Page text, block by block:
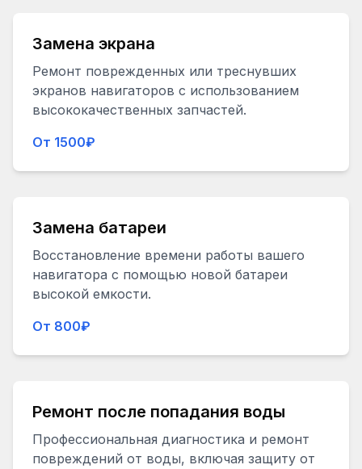
Замена экрана
Ремонт поврежденных или треснувших
экранов навигаторов с использованием
высококачественных запчастей.
От 1500₽
Замена батареи
Восстановление времени работы вашего
навигатора с помощью новой батареи
высокой емкости.
От 800₽
Ремонт после попадания воды
Профессиональная диагностика и ремонт
повреждений от воды, включая защиту от